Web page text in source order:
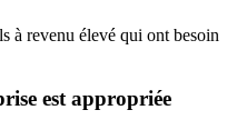
à revenu élevé qui ont besoin
est appropriée